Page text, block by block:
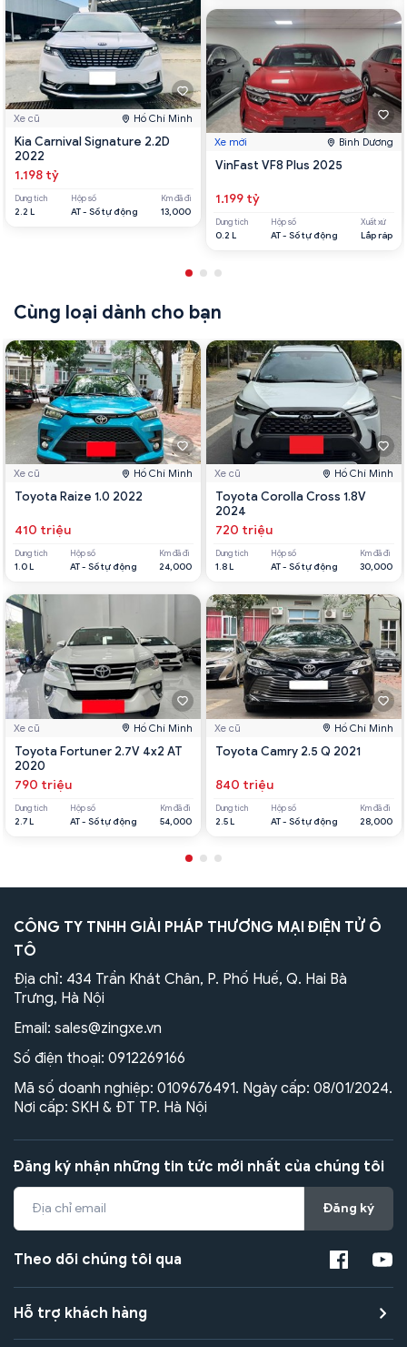
Xe cũ Hồ Chí Minh
Kia Carnival Signature 2.2D
2022
1.198 tỷ
Dung tích
2.2 L
Hộp số
AT - Số tự động
Km đã đi
13,000
Xe mới Bình Dương
VinFast VF8 Plus 2025
1.199 tỷ
Dung tích
0.2 L
Hộp số
AT - Số tự động
Xuất xứ
Lắp ráp
Cùng loại dành cho bạn
Xe cũ Hồ Chí Minh
Toyota Raize 1.0 2022
410 triệu
Dung tích
1.0 L
Hộp số
AT - Số tự động
Km đã đi
24,000
Xe cũ Hồ Chí Minh
Toyota Fortuner 2.7V 4x2 AT
2020
790 triệu
Dung tích
2.7 L
Hộp số
AT - Số tự động
Km đã đi
54,000
Xe cũ Hồ Chí Minh
Toyota Corolla Cross 1.8V
2024
720 triệu
Dung tích
1.8 L
Hộp số
AT - Số tự động
Km đã đi
30,000
Xe cũ Hồ Chí Minh
Toyota Camry 2.5 Q 2021
840 triệu
Dung tích
2.5 L
Hộp số
AT - Số tự động
Km đã đi
28,000
CÔNG TY TNHH GIẢI PHÁP THƯƠNG MẠI ĐIỆN TỬ Ô
TÔ
Địa chỉ: 434 Trần Khát Chân, P. Phố Huế, Q. Hai Bà
Trưng, Hà Nội
Email: sales@zingxe.vn
Số điện thoại: 0912269166
Mã số doanh nghiệp: 0109676491. Ngày cấp: 08/01/2024.
Nơi cấp: SKH & ĐT TP. Hà Nội
Đăng ký nhận những tin tức mới nhất của chúng tôi
Đăng ký
Theo dõi chúng tôi qua
Hỗ trợ khách hàng